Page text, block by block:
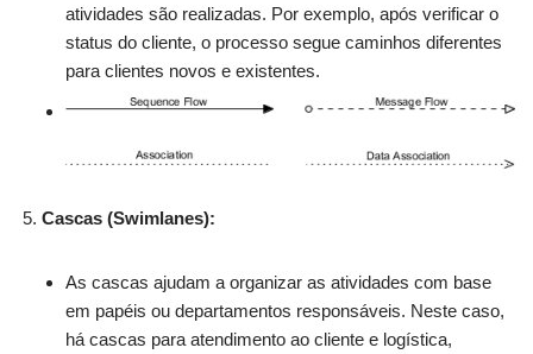
atividades são realizadas. Por exemplo, após verificar o
status do cliente, o processo segue caminhos diferentes
para clientes novos e existentes.
Cascas (Swimlanes):
As cascas ajudam a organizar as atividades com base
em papéis ou departamentos responsáveis. Neste caso,
há cascas para atendimento ao cliente e logística,